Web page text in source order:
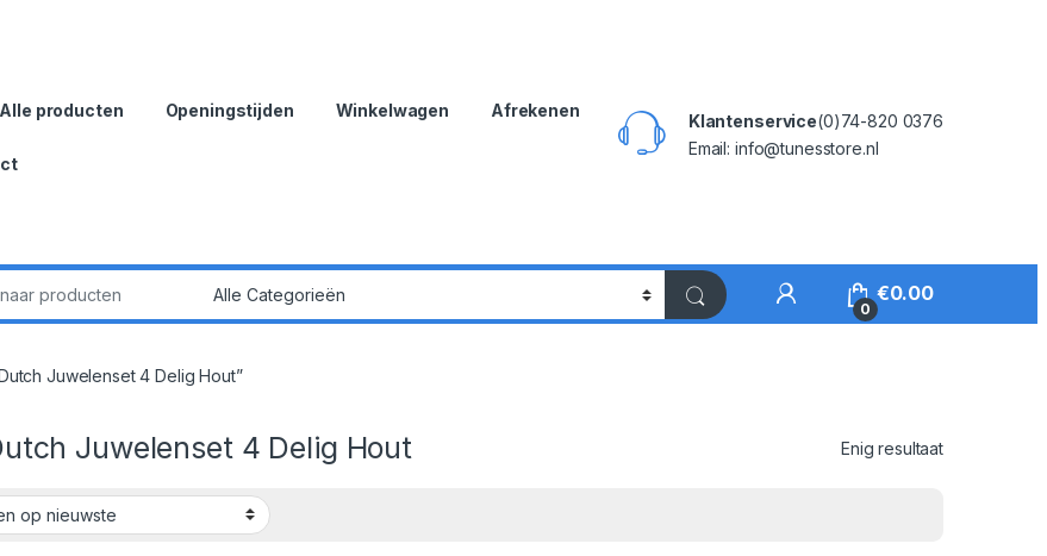
Alle producten Openingstijden Winkelwagen Afrekenen
Klantenservice(0)74-820 0376
Email: info@tunesstore.nl
My Account
0
€0.00
Juwelenset 4 Delig Hout”
Juwelenset 4 Delig Hout Enig resultaat